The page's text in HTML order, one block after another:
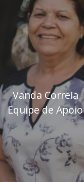
Vanda Correia
Equipe de Apoio